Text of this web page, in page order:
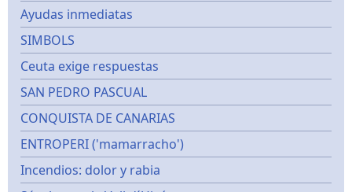
Ayudas inmediatas
SIMBOLS
Ceuta exige respuestas
SAN PEDRO PASCUAL
CONQUISTA DE CANARIAS
ENTROPERI ('mamarracho')
Incendios: dolor y rabia